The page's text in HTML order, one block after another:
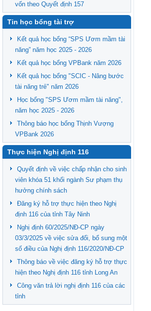
vốn theo Quyết định 157
Tin học bổng tài trợ
Kết quả học bổng “SPS Ươm mầm tài
năng” năm học 2025 - 2026
Kết quả học bổng VPBank năm 2026
Kết quả học bổng "SCIC - Nâng bước
tài năng trẻ" năm 2026
Học bổng "SPS Ươm mầm tài năng",
năm học 2025 - 2026
Thông báo học bổng Thịnh Vượng
VPBank 2026
Thực hiện Nghị định 116
Quyết định về việc chấp nhận cho sinh
viên khóa 51 khối ngành Sư phạm thụ
hưởng chính sách
Đăng ký hỗ trợ thực hiện theo Nghị
định 116 của tỉnh Tây Ninh
Nghị định 60/2025/NĐ-CP ngày
03/3/2025 về việc sửa đổi, bổ sung một
số điều của Nghị định 116/2020/NĐ-CP
Thông báo về việc đăng ký hỗ trợ thực
hiện theo Nghị định 116 tỉnh Long An
Công văn trả lời nghị định 116 của các
tỉnh